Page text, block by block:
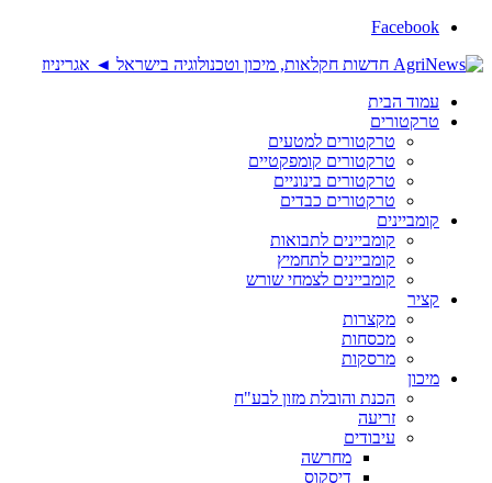
Facebook
עמוד הבית
טרקטורים
טרקטורים למטעים
טרקטורים קומפקטיים
טרקטורים בינוניים
טרקטורים כבדים
קומביינים
קומביינים לתבואות
קומביינים לתחמיץ
קומביינים לצמחי שורש
קציר
מקצרות
מכסחות
מרסקות
מיכון
הכנת והובלת מזון לבע"ח
זריעה
עיבודים
מחרשה
דיסקוס